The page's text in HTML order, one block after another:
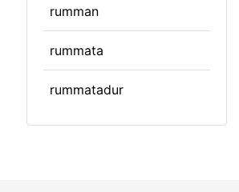
rumman
rummata
rummatadur